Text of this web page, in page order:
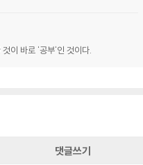
이 바로 '공부'인 것이다.
댓글쓰기